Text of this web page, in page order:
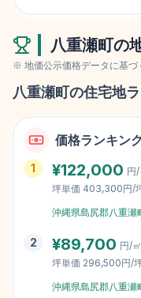
八重瀬町の
※ 地価公示価格データに基づ
八重瀬町の住宅地
価格ランキン
1 ¥122,000 円/
坪単価 403,300円/
沖縄県島尻郡八重瀬
2 ¥89,700 円/㎡
坪単価 296,500円/
沖縄県島尻郡八重瀬